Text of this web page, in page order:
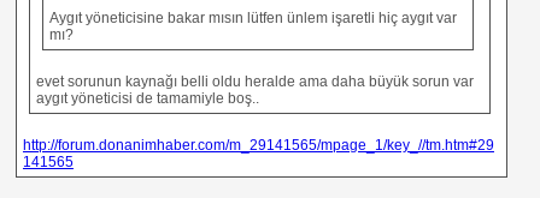
Aygıt yöneticisine bakar mısın lütfen ünlem işaretli hiç aygıt var
mı?
evet sorunun kaynağı belli oldu heralde ama daha büyük sorun var
aygıt yöneticisi de tamamiyle boş..
http://forum.donanimhaber.com/m_29141565/mpage_1/key_//tm.htm#29
141565